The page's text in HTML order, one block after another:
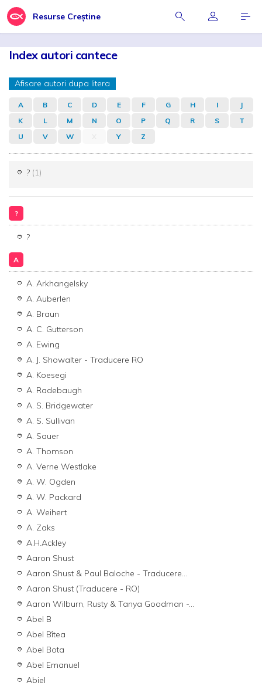
Resurse Creștine
Index autori cantece
Afisare autori dupa litera
A B C D E F G H I
J
K
L M N O P Q R S
T
U
V W Y Z
? (1)
?
?
A
A. Arkhangelsky
A. Auberlen
A. Braun
A. C. Gutterson
A. Ewing
A. J. Showalter - Traducere RO
A. Koesegi
A. Radebaugh
A. S. Bridgewater
A. S. Sullivan
A. Sauer
A. Thomson
A. Verne Westlake
A. W. Ogden
A. W. Packard
A. Weihert
A. Zaks
A.H.Ackley
Aaron Shust
Aaron Shust & Paul Baloche - Traducere...
Aaron Shust (Traducere - RO)
Aaron Wilburn, Rusty & Tanya Goodman -...
Abel B
Abel Bîtea
Abel Bota
Abel Emanuel
Abiel